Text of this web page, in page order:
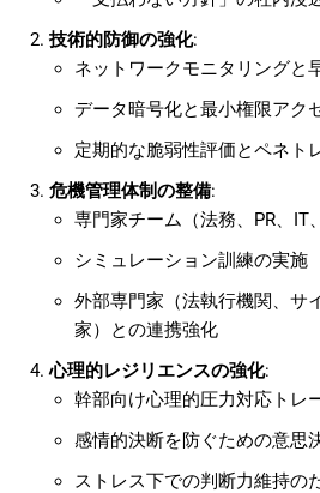
技術的防御の強化:
ネットワークモニタリングと
データ暗号化と最小権限アク
定期的な脆弱性評価とペネト
危機管理体制の整備:
専門家チーム（法務、PR、IT
シミュレーション訓練の実施
外部専門家（法執行機関、サ
家）との連携強化
心理的レジリエンスの強化:
幹部向け心理的圧力対応トレ
感情的決断を防ぐための意思
ストレス下での判断力維持の